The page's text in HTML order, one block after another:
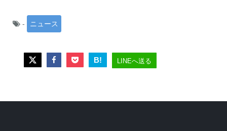
- ニュース
B! LINEへ送る